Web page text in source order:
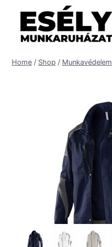
content
Home / Shop / Munkavédelem